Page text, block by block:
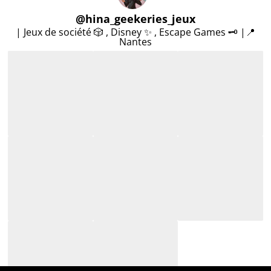
@hina_geekeries_jeux
| Jeux de société 🎲 , Disney ✨ , Escape Games 🗝️ |📍
Nantes